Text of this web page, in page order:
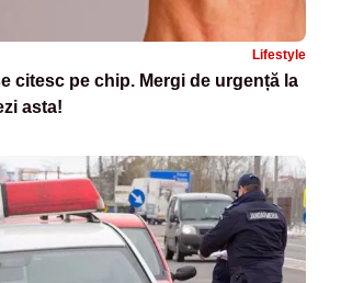
Lifestyle
citesc pe chip. Mergi de urgență la
asta!